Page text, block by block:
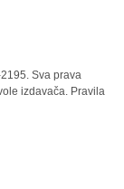
Sva prava
izdavača. Pravila